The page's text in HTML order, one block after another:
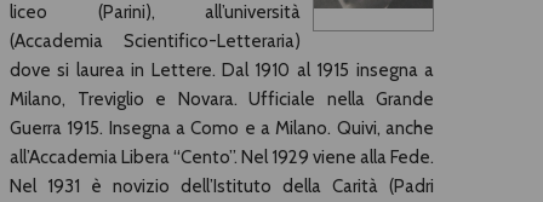
liceo (Parini), all’università
(Accademia Scientifico-Letteraria)
dove si laurea in Lettere. Dal 1910 al 1915 insegna a
Milano, Treviglio e Novara. Ufficiale nella Grande
Guerra 1915. Insegna a Como e a Milano. Quivi, anche
all’Accademia Libera “Cento”. Nel 1929 viene alla Fede.
Nel 1931 è novizio dell’Istituto della Carità (Padri